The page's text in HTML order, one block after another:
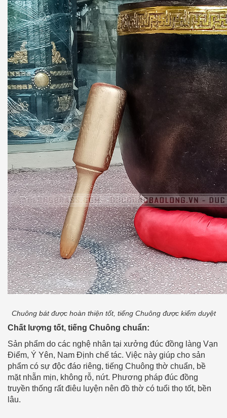
Chuông bát được hoàn thiện tốt, tiếng Chuông được kiểm duyệt
Chất lượng tốt, tiếng Chuông chuẩn:
Sản phẩm do các nghệ nhân tại xưởng đúc đồng làng Vạn
Điểm, Ý Yên, Nam Định chế tác. Việc này giúp cho sản
phẩm có sự độc đáo riêng, tiếng Chuông thờ chuẩn, bề
mặt nhẵn mịn, không rỗ, nứt. Phương pháp đúc đồng
truyền thống rất điêu luyện nên đồ thờ có tuổi thọ tốt, bền
lâu.